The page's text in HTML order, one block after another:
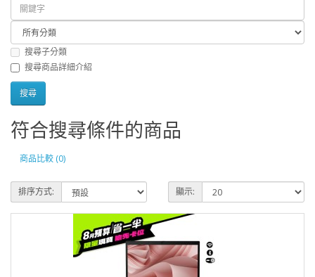
搜尋子分類
搜尋商品詳細介紹
符合搜尋條件的商品
商品比較 (0)
排序方式: 顯示: